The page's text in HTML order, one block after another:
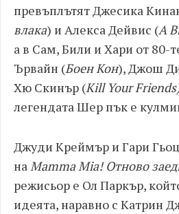
превъплътят Джесика
влака) и Алекса Дейвис (A
а в Сам, Били и Хари от 80-
Ървайн (Боен Кон), Джош
Хю Скинър (Kill Your
легендата Шер пък е
Джуди Креймър и Гари
наMammaMia! Отново
режисьор е Ол Паркър,
идеята, наравно с Катрин